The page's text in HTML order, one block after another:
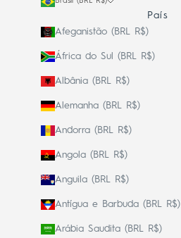
País
Afeganistão (BRL R$)
África do Sul (BRL R$)
Albânia (BRL R$)
Alemanha (BRL R$)
Andorra (BRL R$)
Angola (BRL R$)
Anguila (BRL R$)
Antígua e Barbuda (BRL R$)
Arábia Saudita (BRL R$)